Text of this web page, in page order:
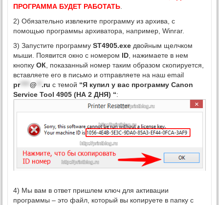
ПРОГРАММА БУДЕТ РАБОТАТЬ.
2) Обязательно извлеките программу из архива, с
помощью программы архиватора, например, Winrar.
3) Запустите программу ST4905.exe двойным щелчком
мыши. Появится окно с номером ID, нажимаете в нем
кнопку ОК, показанный номер таким образом скопируется,
вставляете его в письмо и отправляете на наш email
pr**** @ .ru с темой “Я купил у вас программу Canon
Service Tool 4905 (НА 2 ДНЯ) “:
4) Мы вам в ответ пришлем ключ для активации
программы – это файл, который вы копируете в папку с